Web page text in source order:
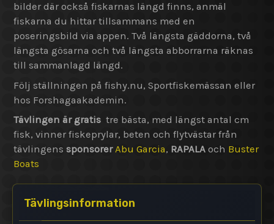
bilder där också fiskarnas längd finns, anmäl
fiskarna du hittar tillsammans med en
poseringsbild via appen. Två längsta gäddorna, två
längsta gösarna och två längsta abborrarna räknas
till sammanlagd längd.
Följ ställningen på fishy.nu, Sportfiskemässan eller
hos Forshagaakademin.
Tävlingen är gratis tre bästa, med längst antal cm
fisk, vinner fiskeprylar, beten och flytvästar från
tävlingens sponsorer Abu Garcia, RAPALA och Buster
Boats
Tävlingsinformation